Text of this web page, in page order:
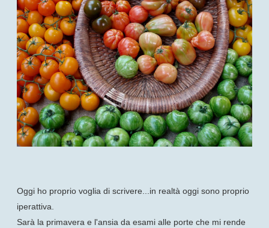
Oggi ho proprio voglia di scrivere...in realtà oggi sono proprio
iperattiva.
Sarà la primavera e l'ansia da esami alle porte che mi rende